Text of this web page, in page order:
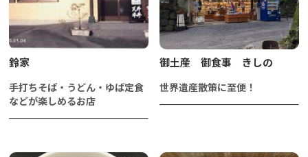
鈴家
手打ちそば・うどん・ゆば定食
などが楽しめるお店
御土産 御食事 きしの
世界遺産散策に至便！